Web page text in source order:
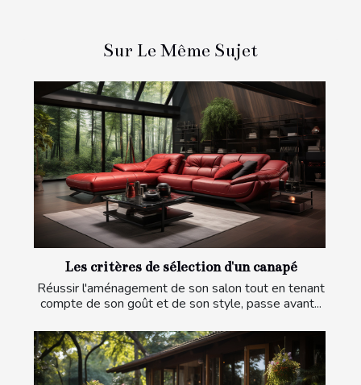
Sur Le Même Sujet
Les critères de sélection d'un canapé
Réussir l'aménagement de son salon tout en tenant
compte de son goût et de son style, passe avant...